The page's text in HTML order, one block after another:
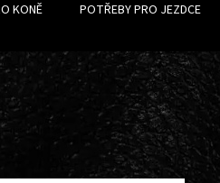
KONĚ POTŘEBY PRO JEZDCE